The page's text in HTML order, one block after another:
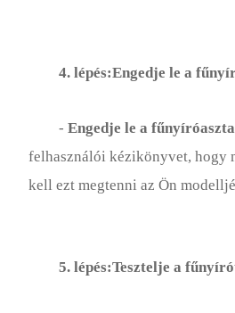
4. lépés:Engedje le a
- Engedje le a
felhasználói kézikönyvet, hogy
kell ezt megtenni az Ön
5. lépés:Tesztelje a